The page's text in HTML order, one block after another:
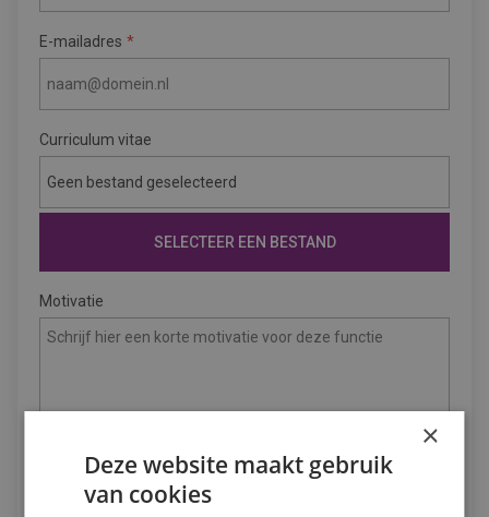
E-mailadres
Curriculum vitae
Geen bestand geselecteerd
SELECTEER EEN BESTAND
Motivatie
×
Deze website maakt gebruik
van cookies